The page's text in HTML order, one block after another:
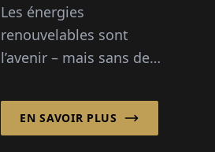
Les énergies
renouvelables sont
l’avenir – mais sans des
leur potentiel reste
limité. C’est ici que
EN SAVOIR PLUS